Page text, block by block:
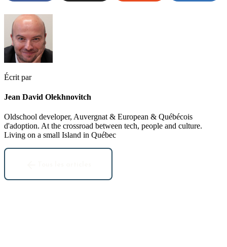
Écrit par
Jean David Olekhnovitch
Oldschool developer, Auvergnat & European & Québécois
d'adoption. At the crossroad between tech, people and culture.
Living on a small Island in Québec